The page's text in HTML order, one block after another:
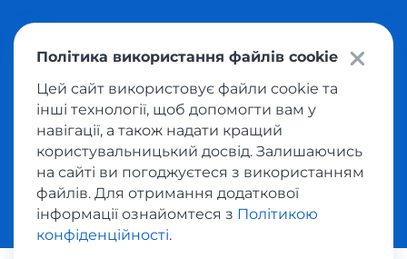
магазинів світу в Україну.Всі права захищені
Політика конфіденційності
Публічна оферта
Умови користування сервісом викупу товарів
Політика використання файлів cookie
Цей сайт використовує файли cookie та
інші технології, щоб допомогти вам у
навігації, а також надати кращий
користувальницький досвід. Залишаючись
на сайті ви погоджуєтеся з використанням
файлів. Для отримання додаткової
інформації ознайомтеся з Політикою
конфіденційності.